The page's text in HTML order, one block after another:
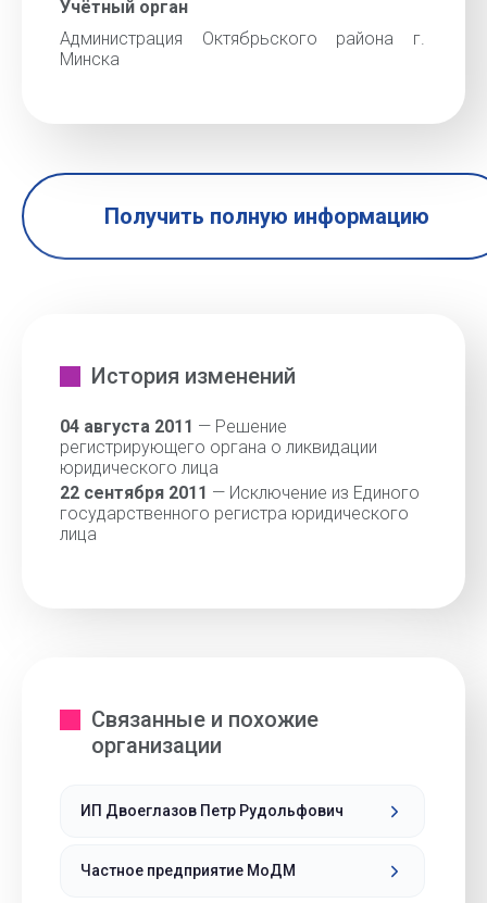
Учётный орган
Администрация Октябрьского района г.
Минска
Получить полную информацию
История изменений
04 августа 2011 — Решение
регистрирующего органа о ликвидации
юридического лица
22 сентября 2011 — Исключение из Единого
государственного регистра юридического
лица
Связанные и похожие
организации
ИП Двоеглазов Петр Рудольфович
Частное предприятие МоДМ